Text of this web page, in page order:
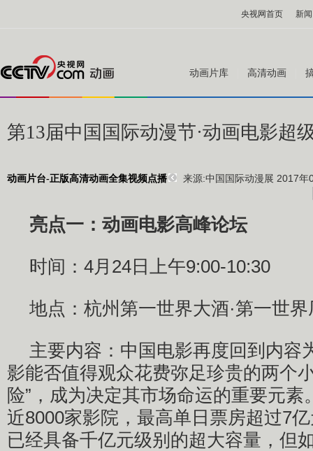
央视网首页 新闻
动画片库 高清动画
第13届中国国际动漫节·动画电影超
动画片台-正版高清动画全集视频点播 来源:中国国际动漫展 2017年
亮点一：动画电影高峰论坛
时间：4月24日上午9:00-10:30
地点：杭州第一世界大酒·第一世界
主要内容：中国电影再度回到内容
影能否值得观众花费弥足珍贵的两个
险”，成为决定其市场命运的重要元
近8000家影院，最高单日票房超过7
已经具备千亿元级别的超大容量，但